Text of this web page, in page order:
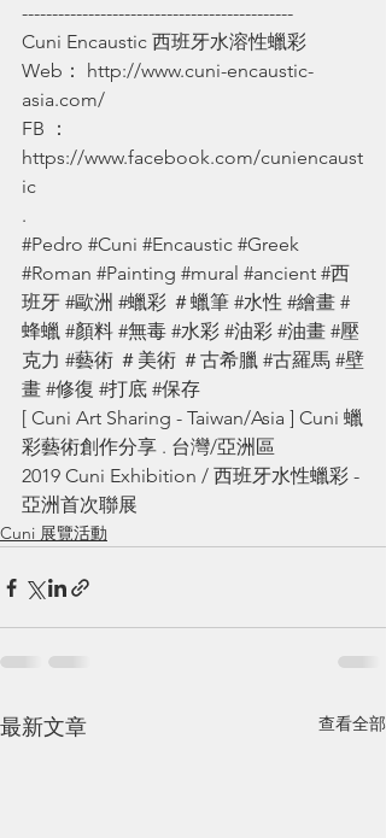
---------------------------------------------
Cuni Encaustic 西班牙水溶性蠟彩
Web：
http://www.cuni-encaustic-
asia.com/
FB ：
https://www.facebook.com/cuniencaust
ic
.
#Pedro #Cuni #Encaustic #Greek
#Roman #Painting #mural #ancient #西
班牙 #歐洲 #蠟彩 ＃蠟筆 #水性 #繪畫 #
蜂蠟 #顏料 #無毒 #水彩 #油彩 #油畫 #壓
克力 #藝術 ＃美術 ＃古希臘 #古羅馬 #壁
畫 #修復 #打底 #保存
[ Cuni Art Sharing - Taiwan/Asia ] Cuni 蠟
彩藝術創作分享 . 台灣/亞洲區
2019 Cuni Exhibition / 西班牙水性蠟彩 -
亞洲首次聯展
Cuni 展覽活動
最新文章 查看全部